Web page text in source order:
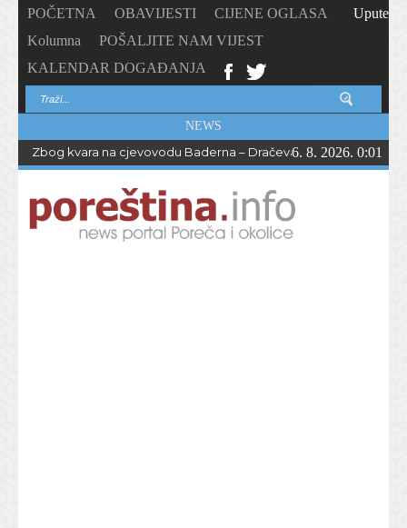
POČETNA OBAVIJESTI
CIJENE OGLASA
Kolumna
POŠALJITE NAM VIJEST
KALENDAR DOGAĐANJA
Upute
NEWS
Zbog kvara na cjevovodu Baderna – Dračevac bez vode do
6. 8. 2026. 0:01